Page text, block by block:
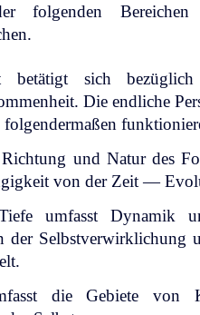
folgenden Bereichen
betätigt sich
Die endliche
und Natur des
von der Zeit —
umfasst Dynamik
der Selbstverwirklichung
die Gebiete von